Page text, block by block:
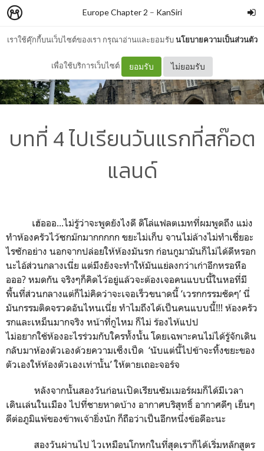
เราใช้คุ๊กกี้บนเว็บไซต์ของเรา กรุณาอ่านและยอมรับนโยบายความเป็นส่วนตัว
เพื่อใช้บริการเว็บไซต์ ยอมรับ ไม่ยอมรับ
Europe Chapter 2 – KanSiri
บทที่ 4 ไปเรียนวันแรกที่สก๊อต
แลนด์
เฮ้อออ...ไม่รู้ว่าจะพูดยังไงดี ดิโล่แฟลตเมทที่ผมพูดถึง แม่ง
ทำห้องครัวไว้ซกม๊กมากกกกก ขยะไม่เก็บ จานไม่ล้างไม่ทำเชื่ยอะ
ไรซักอย่าง นอกจากปล่อยให้ห้องมันรก ก่อนกูมามันก็ไม่ได้ดีหรอก
นะไอ้ส่วนกลางเนี่ย แต่มึงยังจะทำให้มันแย่ลงกว่าเก่าอีกหรอหือ
อออ? หมดกัน จริงๆก็คิดไว้อยู่แล้วจะต้องเจอคนแบบนี้ในหอที่มี
พื้นที่ส่วนกลางแต่ก็ไม่คิดว่าจะเจอเร็วขนาดนี้ ‘เวรกกรรมชัดๆ’ นี่
มันกรรมติดจรวดอันไหนเนี่ย ทำไมถึงได้เป็นคนแบบนี้!!! ห้องครัว
รกและเหม็นมากจริง หน้าที่กูไหม ก็ไม่ ร้องไห้แปป
ไม่อยากใช้ห้องอะไรร่วมกับใครทั้งนั้น โดยเฉพาะคนไม่ได้รู้จักเดิน
กลับมาห้องตัวเองด้วยความเซ็งเป็ด ‘นับแต่นี้ไปข้าจะทิ้งขยะของ
ตัวเองให้ห้องตัวเองเท่านั้น’ให้ตายเถอะจอร์จ
หลังจากนั้นสองวันก่อนเปิดเรียนซัมเมอร์ผมก็ได้มีเวลา
เดินเล่นในเมือง ไปที่ชายหาดบ้าง อากาศบริสุทธิ์ อากาศดีๆ เย็นๆ
ดีต่อภูมิแพ้ของข้าพเจ้ายิ่งนัก ก็ถือว่าเป็นอีกหนึ่งข้อดีอะนะ
สองวันผ่านไป ไวเหมือนโกหกในที่สุดเราก็ได้เริ่มหลักสูตร